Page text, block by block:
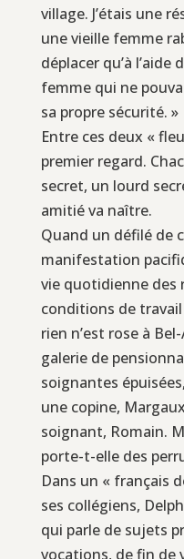
village. J’étais une
une vieille femme
déplacer qu’à l’aide
femme qui ne
sa propre sécurité. »
Entre ces deux «
premier regard.
secret, un lourd
amitié va naître.
Quand un défilé de
manifestation
vie quotidienne des
conditions de
rien n’est rose à
galerie de
soignantes
une copine,
soignant, Romain.
porte-t-elle des
Dans un « français
ses collégiens,
qui parle de sujets
vocations, de fin de